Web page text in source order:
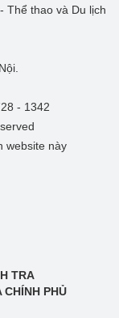
Thể thao và Du lịch
- 1342
website này
TRA
PHỦ